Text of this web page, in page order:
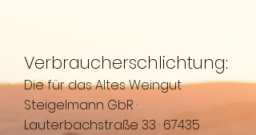
Verbraucherschlichtung:
Die für das Altes Weingut
Steigelmann GbR ·
Lauterbachstraße 33 · 67435